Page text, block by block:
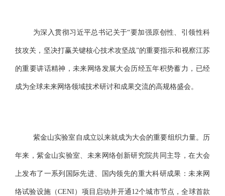
为深入贯彻习近平总书记关于“要加强原创性、引领性科
技攻关，坚决打赢关键核心技术攻坚战”的重要指示和视察江苏
的重要讲话精神，未来网络发展大会历经五年积势蓄力，已经
成为全球未来网络领域技术研讨和成果交流的高规格盛会。
紫金山实验室自成立以来就成为大会的重要组织力量。历
年来，紫金山实验室、未来网络创新研究院共同主导，在大会
上发布了一系列国际先进、国内领先的重大科研成果：未来网
络试验设施（CENI）项目启动并开通12个城市节点，全球首款